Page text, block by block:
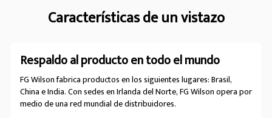
Características de un vistazo
Respaldo al producto en todo el mundo
FG Wilson fabrica productos en los siguientes lugares: Brasil,
China e India. Con sedes en Irlanda del Norte, FG Wilson opera por
medio de una red mundial de distribuidores.